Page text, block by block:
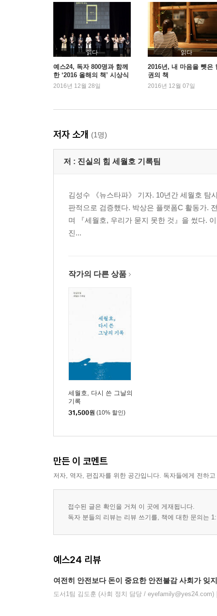
배 안으로 들어오지 않는 해경 162 | “몰라요, 구조
“어선들 철수해, 철수하라고” 170 | 어업지도선, 어
2부 왜 못 구했나
1장 늦은 출동 181
관제 실패 181 | 상황 파악 안 하는 긴급 전화 195
교신 없는 출동 세력 231 | 사라진 현장 보고 240
4장 책임자 없는 현장 267
123정, OSC 맞나 267 | 책임 떠넘기는 지휘자들
3부 왜 침몰했나
복원성 악화 373 | 상습 과적 377 | 평형수 감축 384
2장 침몰 원인 392
4부 “대한민국에서 제일 위험한 배”, 어떻게 태어
1장 전조 439
잇따른 사고 440
한국선급, 규정보다 관행 483 | 허울뿐인 시험운항
4장 책임자들 512
돈의 먹이사슬 512 | 실소유자 유병언 519
[부록4] 국정원, 끝나지 않은 의문 530
1장 선원이 구할 수 있었다 555
간부 선원의 역할과 책임 581
2장 해경도 구할 수 있었다 592
읽다
예스24, 독자 800명과 함께
한 ‘2016 올해의 책’ 시상식
2016년 12월 28일
읽다
2016년, 내 마음을 뺏은
권의 책
2016년 12월 07일
저자 소개 (1명)
저 : 진실의 힘 세월호 기록팀
김성수 《뉴스타파》 기자. 10년간 세월호 탐
판적으로 검증했다. 박상은 플랫폼C 활동가.
며 『세월호, 우리가 묻지 못한 것』을 썼다.
진...
작가의 다른 상품
세월호, 다시 쓴 그날의
기록
31,500원 (10% 할인)
만든 이 코멘트
저자, 역자, 편집자를 위한 공간입니다. 독자들에게 전하
접수된 글은 확인을 거쳐 이 곳에 게재됩니다.
독자 분들의 리뷰는 리뷰 쓰기를, 책에 대한 문의는
예스24 리뷰
여전히 안전보다 돈이 중요한 안전불감 사회가 잊
도서1팀 김도훈 (사회 정치 담당 / eyefamily@yes24.com)